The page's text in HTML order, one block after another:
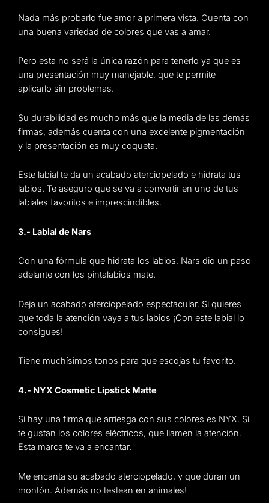
Nada más probarlo fue amor a primera vista. Cuenta con
una buena variedad de colores que vas a amar.
Pero esta no será la única razón para tenerlo ya que es
una presentación muy manejable, que te permite
aplicarlo sin problemas.
Su durabilidad es mucho más que la media de las demás
firmas, además cuenta con una excelente pigmentación
y la presentación es muy coqueta.
Este labial te da un acabado aterciopelado e hidrata tus
labios. Te aseguro que se va a convertir en uno de tus
labiales favoritos e imprescindibles.
3.- Labial de Nars
Con una fórmula que hidrata los labios, Nars dio un paso
adelante con los pintalabios mate.
Deja un acabado aterciopelado espectacular. Si quieres
que toda la atención vaya a tus labios ¡Con este labial lo
consigues!
Tiene muchísimos tonos para que escojas tu favorito.
4.- NYX Cosmetic Lipstick Matte
Si hay una firma que arriesga con sus colores es NYX. Si
te gustan los colores eléctricos, que llamen la atención.
Esta marca te va a encantar.
Me encanta su acabado aterciopelado, y que duran un
montón. Además no testean en animales!